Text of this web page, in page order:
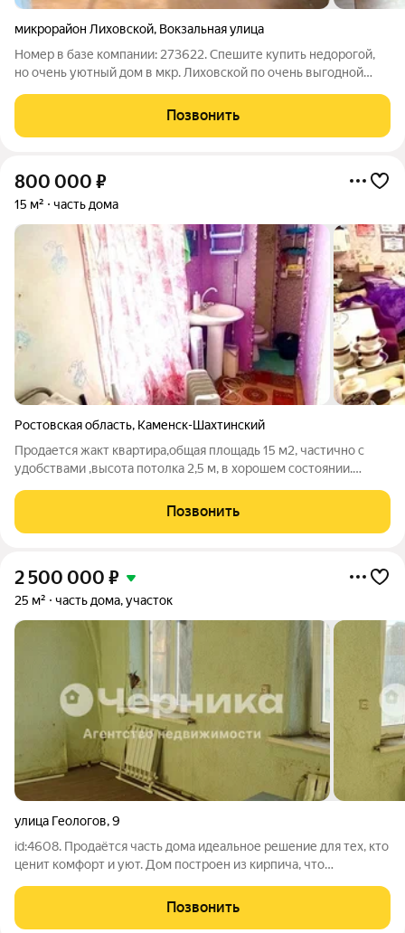
микрорайон Лиховской, Вокзальная улица
Номер в базе компании: 273622. Спешите купить недорогой,
но очень уютный дом в мкр. Лиховской по очень выгодной
52 квадратных метров. Зонирование пространства выполнено
самым удобным образом.
Позвонить
800 000 ₽
15 м² часть дома
Ростовская область, Каменск-Шахтинский
Продается жакт квартира,общая площадь 15 м2, частично с
удобствами ,высота потолка 2,5 м, в хорошем состоянии.
Позвонить
2 500 000 ₽
25 м² часть дома, участок
улица Геологов,9
id:4608. Продаётся часть дома идеальное решение для тех, кто
ценит комфорт и уют. Дом построен из кирпича, что
составляет 25 квадратных метров, а площадь участка 6 соток.
Так же на участке
Позвонить